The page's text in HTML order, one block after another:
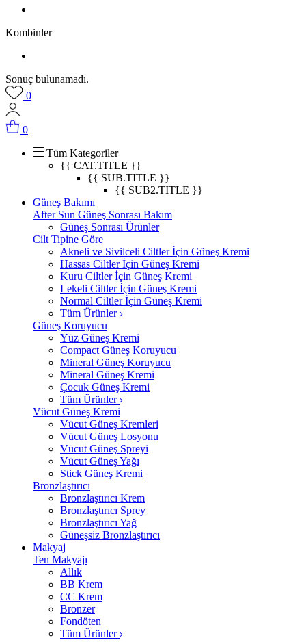
Kombinler
Sonuç bulunamadı.
0
0
Tüm Kategoriler
{{ CAT.TITLE }}
{{ SUB.TITLE }}
{{ SUB2.TITLE }}
Güneş Bakımı
After Sun Güneş Sonrası Bakım
Güneş Sonrası Ürünler
Cilt Tipine Göre
Akneli ve Sivilceli Ciltler İçin Güneş Kremi
Hassas Ciltler İçin Güneş Kremi
Kuru Ciltler İçin Güneş Kremi
Lekeli Ciltler İçin Güneş Kremi
Normal Ciltler İçin Güneş Kremi
Tüm Ürünler
Güneş Koruyucu
Yüz Güneş Kremi
Compact Güneş Koruyucu
Mineral Güneş Koruyucu
Mineral Güneş Kremi
Çocuk Güneş Kremi
Tüm Ürünler
Vücut Güneş Kremi
Vücut Güneş Kremleri
Vücut Güneş Losyonu
Vücut Güneş Spreyi
Vücut Güneş Yağı
Stick Güneş Kremi
Bronzlaştırıcı
Bronzlaştırıcı Krem
Bronzlaştırıcı Sprey
Bronzlaştırıcı Yağ
Güneşsiz Bronzlaştırıcı
Makyaj
Ten Makyajı
Allık
BB Krem
CC Krem
Bronzer
Fondöten
Tüm Ürünler